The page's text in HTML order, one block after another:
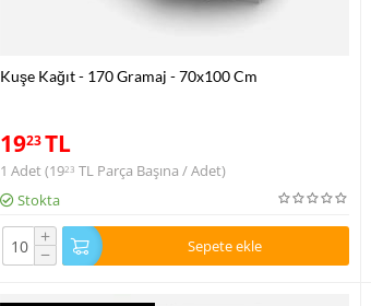
Kuşe Kağıt - 170 Gramaj - 70x100 Cm
1923TL
1 Adet (1923 TL Parça Başına / Adet)
Stokta
+
− Sepete ekle